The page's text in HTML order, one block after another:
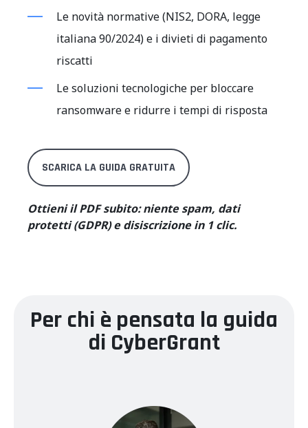
Le novità normative (NIS2, DORA, legge
italiana 90/2024) e i divieti di pagamento
riscatti
Le soluzioni tecnologiche per bloccare
ransomware e ridurre i tempi di risposta
SCARICA LA GUIDA GRATUITA
Ottieni il PDF subito: niente spam, dati
protetti (GDPR) e disiscrizione in 1 clic.
Per chi è pensata la guida
di CyberGrant